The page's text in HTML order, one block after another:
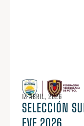
13 ABRIL, 2026
SELECCIÓN
FVF 2026